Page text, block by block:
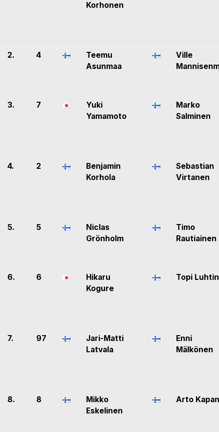
Korhonen
2. 4
Teemu
Asunmaa
Ville
3. 7
Yuki
Yamamoto
Marko
Salminen
4. 2
Benjamin
Korhola
Sebastian
Virtanen
5. 5
Niclas
Grönholm
Timo
Rautiainen
6. 6
Hikaru
Kogure
Topi
7. 97
Jari-Matti
Latvala
Enni
Mälkönen
8. 8
Mikko
Eskelinen
Arto